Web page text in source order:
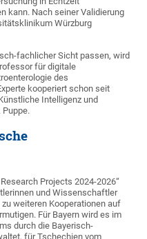
kann. Nach seiner Validierung
Würzburg
fachlicher Sicht passen, wird
für digitale
des
kooperiert schon seit
Intelligenz und
Projects 2024-2026“
und Wissenschaftler
weiteren Kooperationen auf
Für Bayern wird es im
durch die Bayerisch-
für Tschechien vom